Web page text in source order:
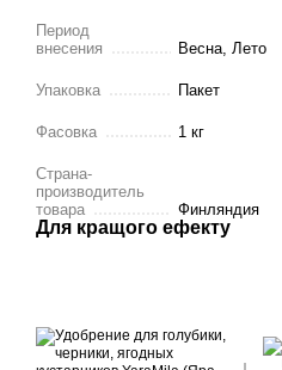
Период
внесения
Весна, Лето
Упаковка Пакет
Фасовка 1 кг
Страна-
производитель
товара
Финляндия
Для кращого ефекту